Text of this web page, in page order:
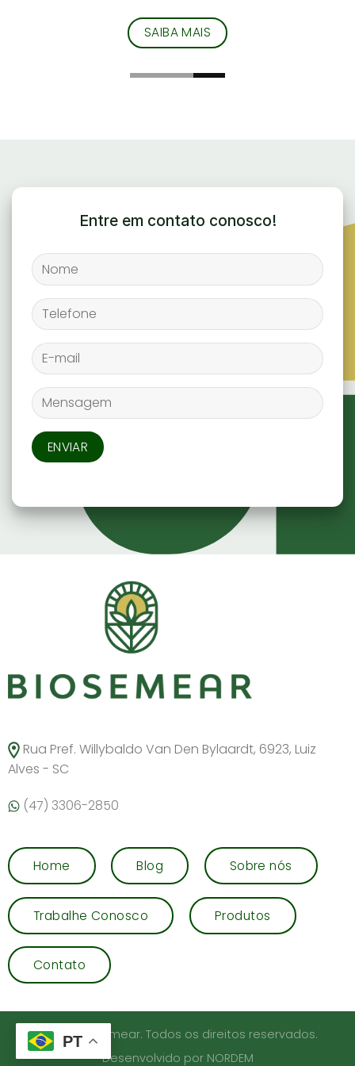
SAIBA MAIS
Entre em contato conosco!
Rua Pref. Willybaldo Van Den Bylaardt, 6923, Luiz
Alves - SC
(47) 3306-2850
Home Blog Sobre nós
Trabalhe Conosco Produtos
Contato
©2026 Biosemear. Todos os direitos reservados.
Desenvolvido por NORDEM
PT